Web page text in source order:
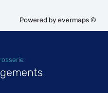
Powered byevermaps ©